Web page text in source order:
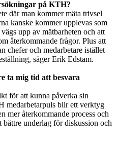
på KTH?
där man kommer mäta trivsel
kanske kommer upplevas som
upp av mätbarheten och att
återkommande frågor. Plus att
chefer och medarbetare istället
säger Erik Edstam.
ta mig tid att besvara
för att kunna påverka sin
medarbetarpuls blir ett verktyg
mer återkommande process och
underlag för diskussion och